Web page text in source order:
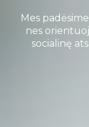
Mes
nes
socialinę